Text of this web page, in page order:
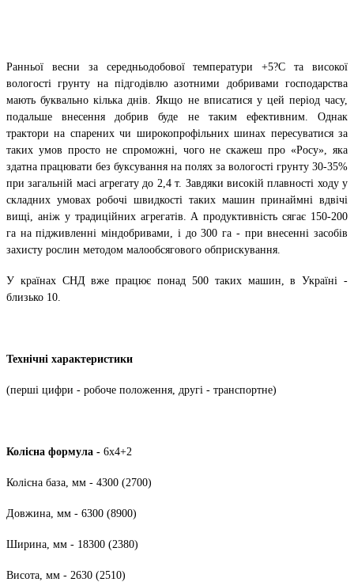
Ранньої весни за середньодобової температури +5?С та високої
вологості грунту на підгодівлю азотними добривами господарства
мають буквально кілька днів. Якщо не вписатися у цей період часу,
подальше внесення добрив буде не таким ефективним. Однак
трактори на спарених чи широкопрофільних шинах пересуватися за
таких умов просто не спроможні, чого не скажеш про «Росу», яка
здатна працювати без буксування на полях за вологості грунту 30-35%
при загальній масі агрегату до 2,4 т. Завдяки високій плавності ходу у
складних умовах робочі швидкості таких машин принаймні вдвічі
вищі, аніж у традиційних агрегатів. А продуктивність сягає 150-200
га на підживленні міндобривами, і до 300 га - при внесенні засобів
захисту рослин методом малообсягового обприскування.
У країнах СНД вже працює понад 500 таких машин, в Україні -
близько 10.
Технічні характеристики
(перші цифри - робоче положення, другі - транспортне)
Колісна формула - 6х4+2
Колісна база, мм - 4300 (2700)
Довжина, мм - 6300 (8900)
Ширина, мм - 18300 (2380)
Висота, мм - 2630 (2510)